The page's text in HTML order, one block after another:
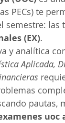
PECs) te
semestre: las
(EX).
y analítica
Aplicada,
pautas,
uoc